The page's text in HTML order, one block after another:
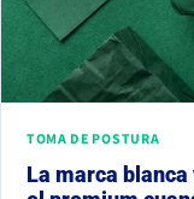
TOMA DE POSTURA
La marca